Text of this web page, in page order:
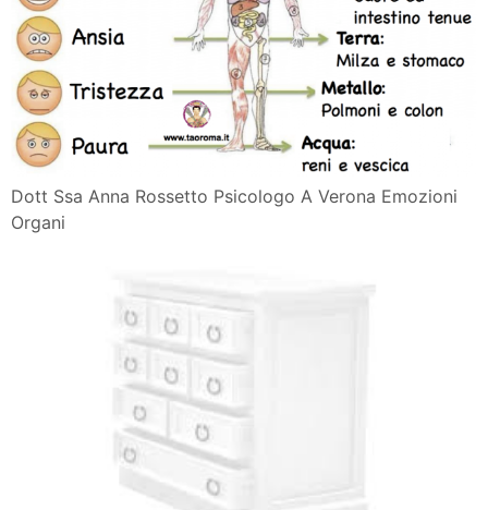
Dott Ssa Anna Rossetto Psicologo A Verona Emozioni
Organi